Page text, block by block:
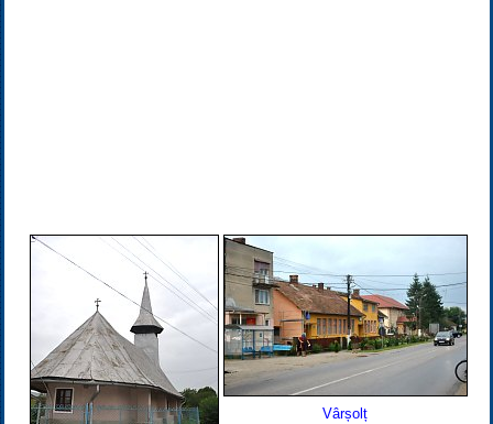
Vârșolț